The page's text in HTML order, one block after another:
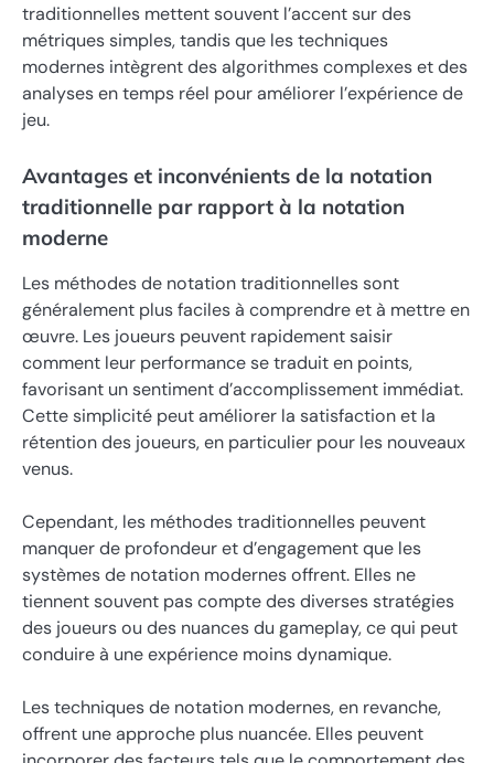
traditionnelles mettent souvent l’accent sur des
métriques simples, tandis que les techniques
modernes intègrent des algorithmes complexes et des
analyses en temps réel pour améliorer l’expérience de
jeu.
Avantages et inconvénients de la notation
traditionnelle par rapport à la notation
moderne
Les méthodes de notation traditionnelles sont
généralement plus faciles à comprendre et à mettre en
œuvre. Les joueurs peuvent rapidement saisir
comment leur performance se traduit en points,
favorisant un sentiment d’accomplissement immédiat.
Cette simplicité peut améliorer la satisfaction et la
rétention des joueurs, en particulier pour les nouveaux
venus.
Cependant, les méthodes traditionnelles peuvent
manquer de profondeur et d’engagement que les
systèmes de notation modernes offrent. Elles ne
tiennent souvent pas compte des diverses stratégies
des joueurs ou des nuances du gameplay, ce qui peut
conduire à une expérience moins dynamique.
Les techniques de notation modernes, en revanche,
offrent une approche plus nuancée. Elles peuvent